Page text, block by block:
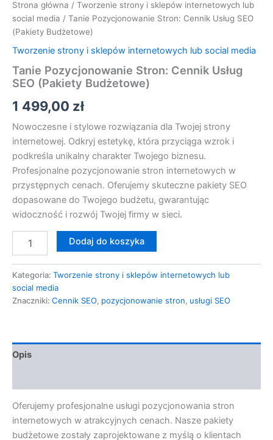
Strona główna / Tworzenie strony i sklepów internetowych lub
social media / Tanie Pozycjonowanie Stron: Cennik Usług SEO
(Pakiety Budżetowe)
Tworzenie strony i sklepów internetowych lub social media
Tanie Pozycjonowanie Stron: Cennik Usług
SEO (Pakiety Budżetowe)
1 499,00 zł
Nowoczesne i stylowe rozwiązania dla Twojej strony
internetowej. Odkryj estetykę, która przyciąga wzrok i
podkreśla unikalny charakter Twojego biznesu.
Profesjonalne pozycjonowanie stron internetowych w
przystępnych cenach. Oferujemy skuteczne pakiety SEO
dopasowane do Twojego budżetu, gwarantując
widoczność i rozwój Twojej firmy w sieci.
Dodaj do koszyka
Kategoria: Tworzenie strony i sklepów internetowych lub
social media
Znaczniki: Cennik SEO, pozycjonowanie stron, usługi SEO
Opis
Oferujemy profesjonalne usługi pozycjonowania stron
internetowych w atrakcyjnych cenach. Nasze pakiety
budżetowe zostały zaprojektowane z myślą o klientach